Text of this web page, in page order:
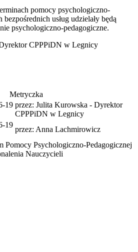
pomocy psychologiczno-
usług udzielały będą
psychologiczno-pedagogiczne.
CPPPiDN w Legnicy
Metryczka
19 przez: Julita Kurowska - Dyrektor
CPPPiDN w Legnicy
19
przez: Anna Lachmirowicz
Pomocy Psychologiczno-Pedagogicznej
Nauczycieli